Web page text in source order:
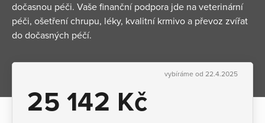
dočasnou péči. Vaše finanční podpora jde na veterinární
péči, ošetření chrupu, léky, kvalitní krmivo a převoz zvířat
do dočasných péčí.
vybíráme od 22.4.2025
25 142 Kč